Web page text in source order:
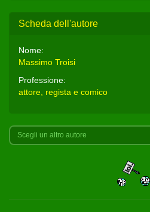
Scheda dell'autore
Nome:
Massimo Troisi
Professione:
attore, regista e comico
Scegli un altro autore